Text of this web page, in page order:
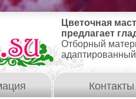
Цветочная
предлагает
Отборный
Контакты